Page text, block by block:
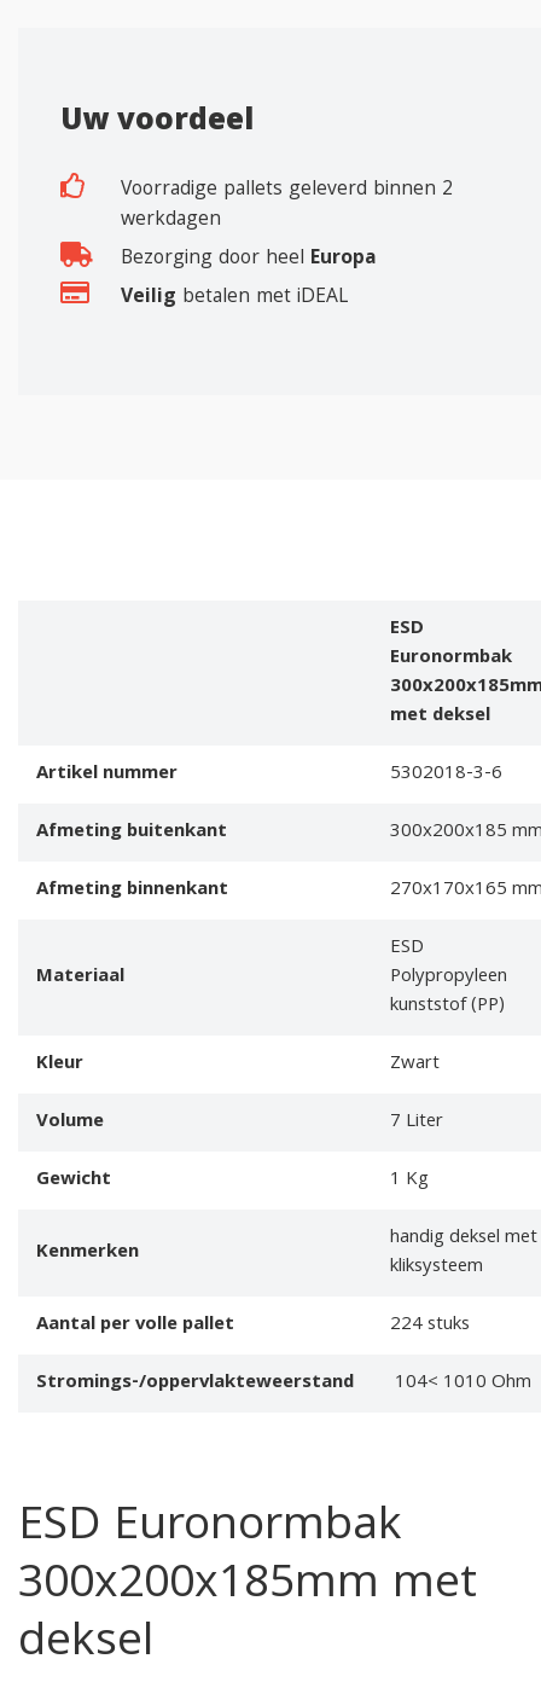
Uw voordeel
Voorradige pallets geleverd binnen 2
werkdagen
Bezorging door heel Europa
Veilig betalen met iDEAL
ESD
Euronormbak
met deksel
Artikel nummer
5302018-3-6
Afmeting buitenkant
300x200x185
Afmeting binnenkant
270x170x165
Materiaal
ESD
Polypropyleen
kunststof (PP)
Kleur
Zwart
Volume
7 Liter
Gewicht
1 Kg
Kenmerken
handig deksel met
kliksysteem
Aantal per volle pallet
224 stuks
Stromings-/oppervlakteweerstand
104< 1010 Ohm
ESD Euronormbak
300x200x185mm met
deksel